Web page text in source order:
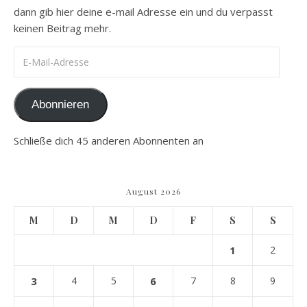
dann gib hier deine e-mail Adresse ein und du verpasst
keinen Beitrag mehr.
Abonnieren
Schließe dich 45 anderen Abonnenten an
August 2026
M D M D F S S
1 2
3 4 5 6 7 8 9